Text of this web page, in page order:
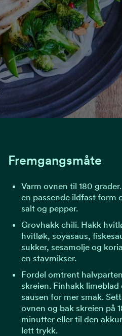
Fremgangsmåte
Varm ovnen til 180
en passende ildfast form
salt og pepper.
Grovhakk chili. Hakk
hvitløk, soyasaus,
sukker, sesamolje og
en stavmikser.
Fordel omtrent
skreien. Finhakk limeblad
sausen for mer smak.
ovnen og bak skreien på
minutter eller til den
lett trykk.